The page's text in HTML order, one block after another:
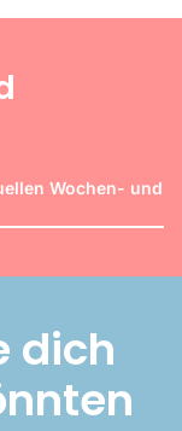
Wochen- und
dich